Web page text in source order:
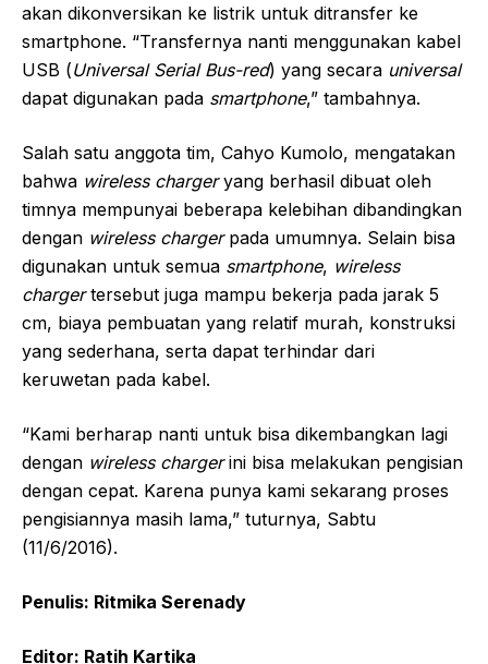
akan dikonversikan ke listrik untuk ditransfer ke
smartphone. “Transfernya nanti menggunakan kabel
USB (Universal Serial Bus-red) yang secara universal
dapat digunakan pada smartphone,” tambahnya.
Salah satu anggota tim, Cahyo Kumolo, mengatakan
bahwa wireless chargeryang berhasil dibuat oleh
timnya mempunyai beberapa kelebihan dibandingkan
dengan wireless chargerpada umumnya. Selain bisa
digunakan untuk semua smartphone, wireless
chargertersebut juga mampu bekerja pada jarak 5
cm, biaya pembuatan yang relatif murah, konstruksi
yang sederhana, serta dapat terhindar dari
keruwetan pada kabel.
“Kami berharap nanti untuk bisa dikembangkan lagi
dengan wireless chargerini bisa melakukan pengisian
dengan cepat. Karena punya kami sekarang proses
pengisiannya masih lama,” tuturnya, Sabtu
(11/6/2016).
Penulis: Ritmika Serenady
Editor: Ratih Kartika